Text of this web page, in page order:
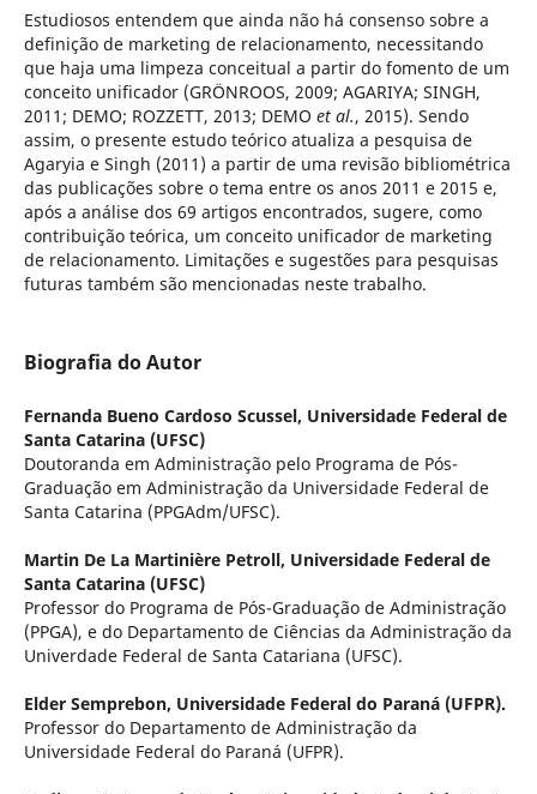
Estudiosos entendem que ainda não há consenso sobre a
definição de marketing de relacionamento, necessitando
que haja uma limpeza conceitual a partir do fomento de um
conceito unificador (GRÖNROOS, 2009; AGARIYA; SINGH,
2011; DEMO; ROZZETT, 2013; DEMO et al., 2015). Sendo
assim, o presente estudo teórico atualiza a pesquisa de
Agaryia e Singh (2011) a partir de uma revisão bibliométrica
das publicações sobre o tema entre os anos 2011 e 2015 e,
após a análise dos 69 artigos encontrados, sugere, como
contribuição teórica, um conceito unificador de marketing
de relacionamento. Limitações e sugestões para pesquisas
futuras também são mencionadas neste trabalho.
Biografia do Autor
Fernanda Bueno Cardoso Scussel, Universidade Federal de
Santa Catarina (UFSC)
Doutoranda em Administração pelo Programa de Pós-
Graduação em Administração da Universidade Federal de
Santa Catarina (PPGAdm/UFSC).
Martin De La Martinière Petroll, Universidade Federal de
Santa Catarina (UFSC)
Professor do Programa de Pós-Graduação de Administração
(PPGA), e do Departamento de Ciências da Administração da
Univerdade Federal de Santa Catariana (UFSC).
Elder Semprebon, Universidade Federal do Paraná (UFPR).
Professor do Departamento de Administração da
Universidade Federal do Paraná (UFPR).